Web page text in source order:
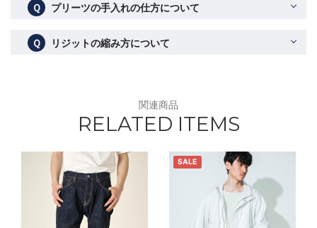
Ｑ プリーツの手入れの仕方について
Ｑ リジットの縮み方について
関連商品
RELATED ITEMS
SALE